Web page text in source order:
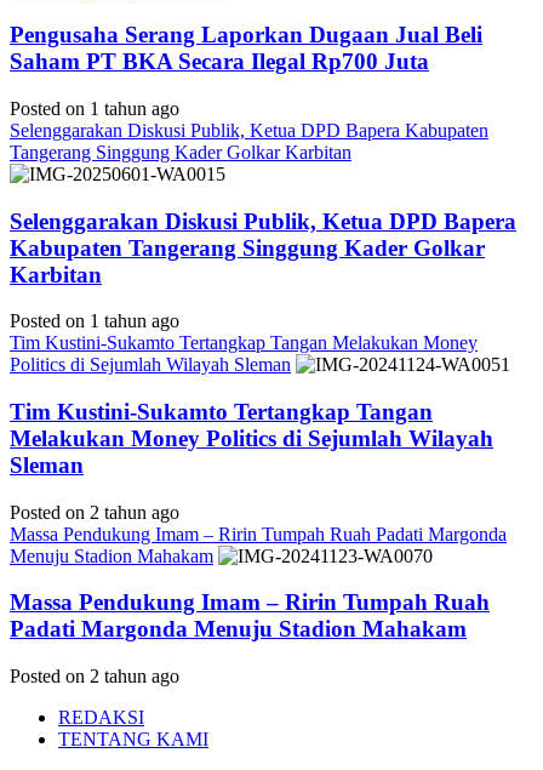
Pengusaha Serang Laporkan Dugaan Jual Beli
Saham PT BKA Secara Ilegal Rp700 Juta
Posted on 1 tahun ago
Selenggarakan Diskusi Publik, Ketua DPD Bapera Kabupaten
Tangerang Singgung Kader Golkar Karbitan
Selenggarakan Diskusi Publik, Ketua DPD Bapera
Kabupaten Tangerang Singgung Kader Golkar
Karbitan
Posted on 1 tahun ago
Tim Kustini-Sukamto Tertangkap Tangan Melakukan Money
Politics di Sejumlah Wilayah Sleman
Tim Kustini-Sukamto Tertangkap Tangan
Melakukan Money Politics di Sejumlah Wilayah
Sleman
Posted on 2 tahun ago
Massa Pendukung Imam – Ririn Tumpah Ruah Padati Margonda
Menuju Stadion Mahakam
Massa Pendukung Imam – Ririn Tumpah Ruah
Padati Margonda Menuju Stadion Mahakam
Posted on 2 tahun ago
REDAKSI
TENTANG KAMI